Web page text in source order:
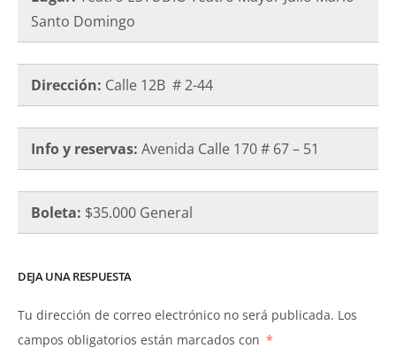
Santo Domingo
Dirección: Calle 12B # 2-44
Info y reservas: Avenida Calle 170 # 67 – 51
Boleta: $35.000 General
DEJA UNA RESPUESTA
Tu dirección de correo electrónico no será publicada. Los
campos obligatorios están marcados con *